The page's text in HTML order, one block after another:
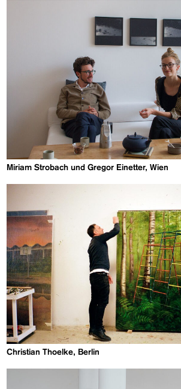
Miriam Strobach und Gregor Einetter, Wien
Christian Thoelke, Berlin